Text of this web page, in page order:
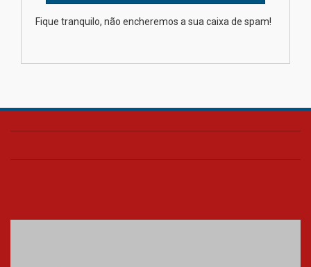
na educação dos filhos além da
Fique tranquilo, não encheremos a sua caixa de spam!